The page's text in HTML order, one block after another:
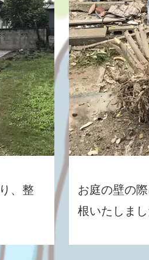
、整
お庭の壁の
根いたしまし